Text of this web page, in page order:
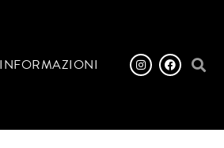
INFORMAZIONI